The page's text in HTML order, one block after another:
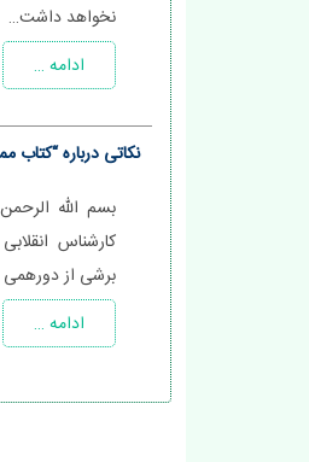
نخواهد داشت…
ادامه …
نکاتی درباره “کتاب
بسم الله
کارشناس
برشی از دورهمی
ادامه …